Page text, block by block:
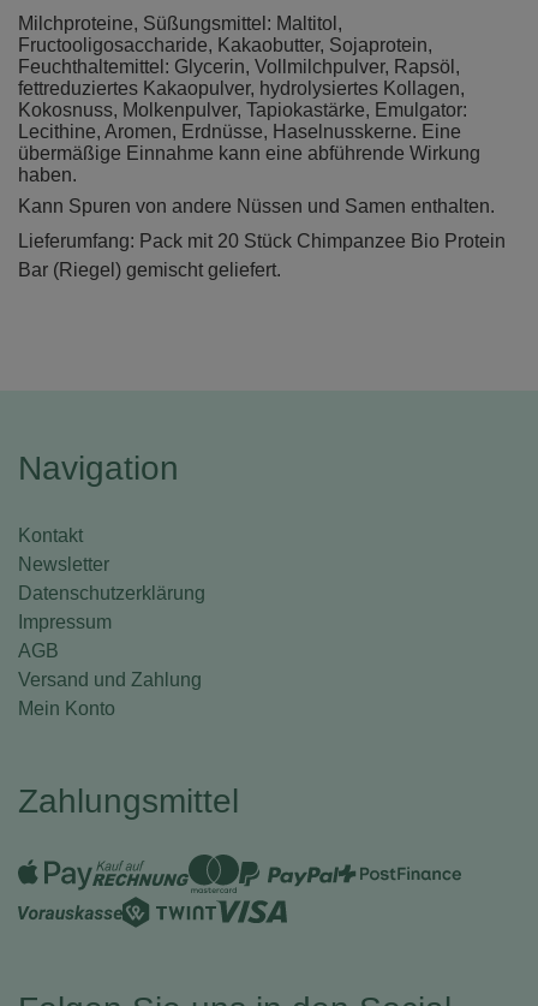
Milchproteine, Süßungsmittel: Maltitol,
Fructooligosaccharide, Kakaobutter, Sojaprotein,
Feuchthaltemittel: Glycerin, Vollmilchpulver, Rapsöl,
fettreduziertes Kakaopulver, hydrolysiertes Kollagen,
Kokosnuss, Molkenpulver, Tapiokastärke, Emulgator:
Lecithine, Aromen, Erdnüsse, Haselnusskerne. Eine
übermäßige Einnahme kann eine abführende Wirkung
haben.
Kann Spuren von andere Nüssen und Samen enthalten.
Lieferumfang: Pack mit 20 Stück Chimpanzee Bio Protein
Bar (Riegel) gemischt geliefert.
Navigation
Kontakt
Newsletter
Datenschutzerklärung
Impressum
AGB
Versand und Zahlung
Mein Konto
Zahlungsmittel